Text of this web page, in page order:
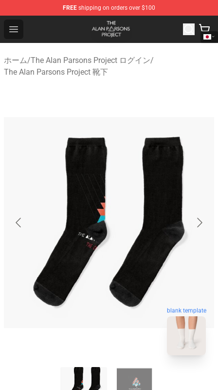
FREE shipping on orders over $100
Open menu
The Alan Parsons Project Store - Official The Alan
ホーム/The Alan Parsons Project ログイン/
The Alan Parsons Project 靴下
blank template